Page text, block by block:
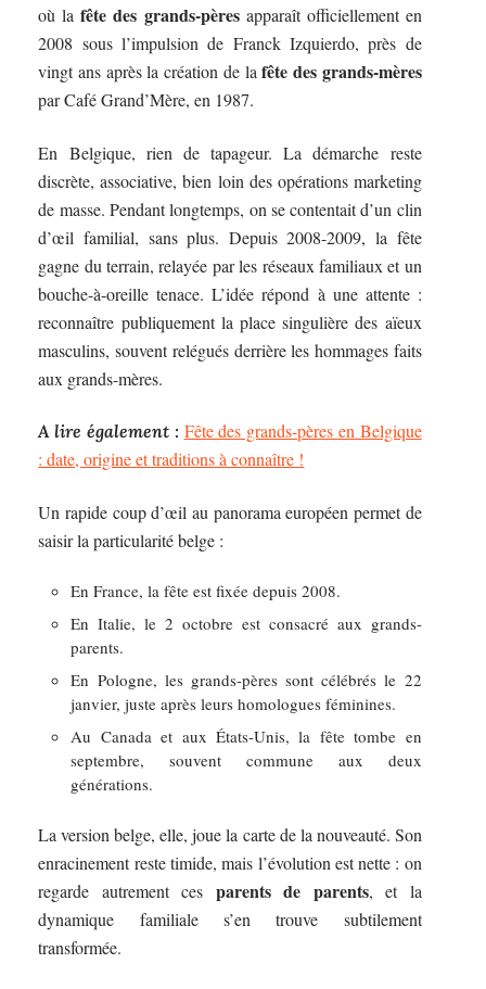
où lafête des grands-pèresapparaît officiellement en
2008 sous l’impulsion de Franck Izquierdo, près de
vingt ans après la création de lafête des grands-mères
par Café Grand’Mère, en 1987.
En Belgique, rien de tapageur. La démarche reste
discrète, associative, bien loin des opérations marketing
de masse. Pendant longtemps, on se contentait d’un clin
d’œil familial, sans plus. Depuis 2008-2009, la fête
gagne du terrain, relayée par les réseaux familiaux et un
bouche-à-oreille tenace. L’idée répond à une attente :
reconnaître publiquement la place singulière des aïeux
masculins, souvent relégués derrière les hommages faits
aux grands-mères.
A lire également : Fête des grands-pères en Belgique
: date, origine et traditions à connaître !
Un rapide coup d’œil au panorama européen permet de
saisir la particularité belge :
En France, la fête est fixée depuis 2008.
En Italie, le 2 octobre est consacré aux grands-
parents.
En Pologne, les grands-pères sont célébrés le 22
janvier, juste après leurs homologues féminines.
Au Canada et aux États-Unis, la fête tombe en
septembre, souvent commune aux deux
générations.
La version belge, elle, joue la carte de la nouveauté. Son
enracinement reste timide, mais l’évolution est nette : on
regarde autrement ces parents de parents, et la
dynamique familiale s’en trouve subtilement
transformée.